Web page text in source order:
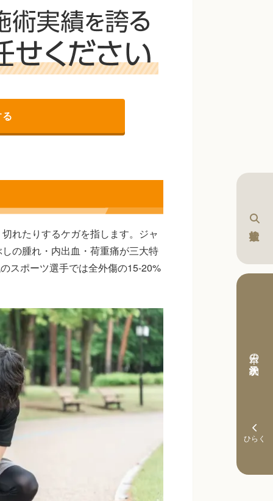
本日の予約状況
れたりするケガを指します。ジャ
の腫れ・内出血・荷重痛が三大特
スポーツ選手では全外傷の15-20%